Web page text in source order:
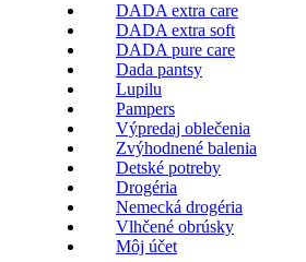
DADA extra care
DADA extra soft
DADA pure care
Dada pantsy
Lupilu
Pampers
Výpredaj oblečenia
Zvýhodnené balenia
Detské potreby
Drogéria
Nemecká drogéria
Vlhčené obrúsky
Môj účet